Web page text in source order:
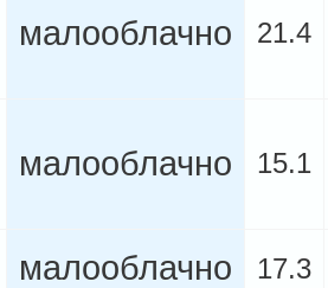
малооблачно 21.4
малооблачно 15.1
малооблачно 17.3